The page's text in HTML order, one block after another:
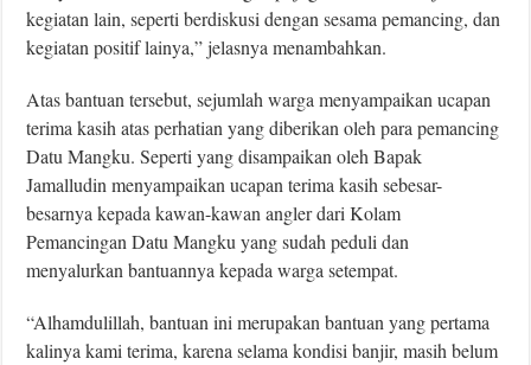
kegiatan lain, seperti berdiskusi dengan sesama pemancing, dan
kegiatan positif lainya,” jelasnya menambahkan.
Atas bantuan tersebut, sejumlah warga menyampaikan ucapan
terima kasih atas perhatian yang diberikan oleh para pemancing
Datu Mangku. Seperti yang disampaikan oleh Bapak
Jamalludin menyampaikan ucapan terima kasih sebesar-
besarnya kepada kawan-kawan angler dari Kolam
Pemancingan Datu Mangku yang sudah peduli dan
menyalurkan bantuannya kepada warga setempat.
“Alhamdulillah, bantuan ini merupakan bantuan yang pertama
kalinya kami terima, karena selama kondisi banjir, masih belum